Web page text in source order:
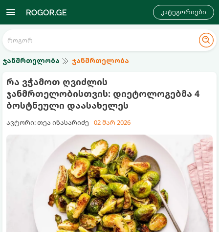
კატეგორიები
ჯანმრთელობა ჯანმრთელობა
რა ვჭამოთ ღვიძლის
ჯანმრთელობისთვის: დიეტოლოგებმა 4
ბოსტნეული დაასახელეს
ავტორი: თეა ინასარიძე 02 მარ 2026